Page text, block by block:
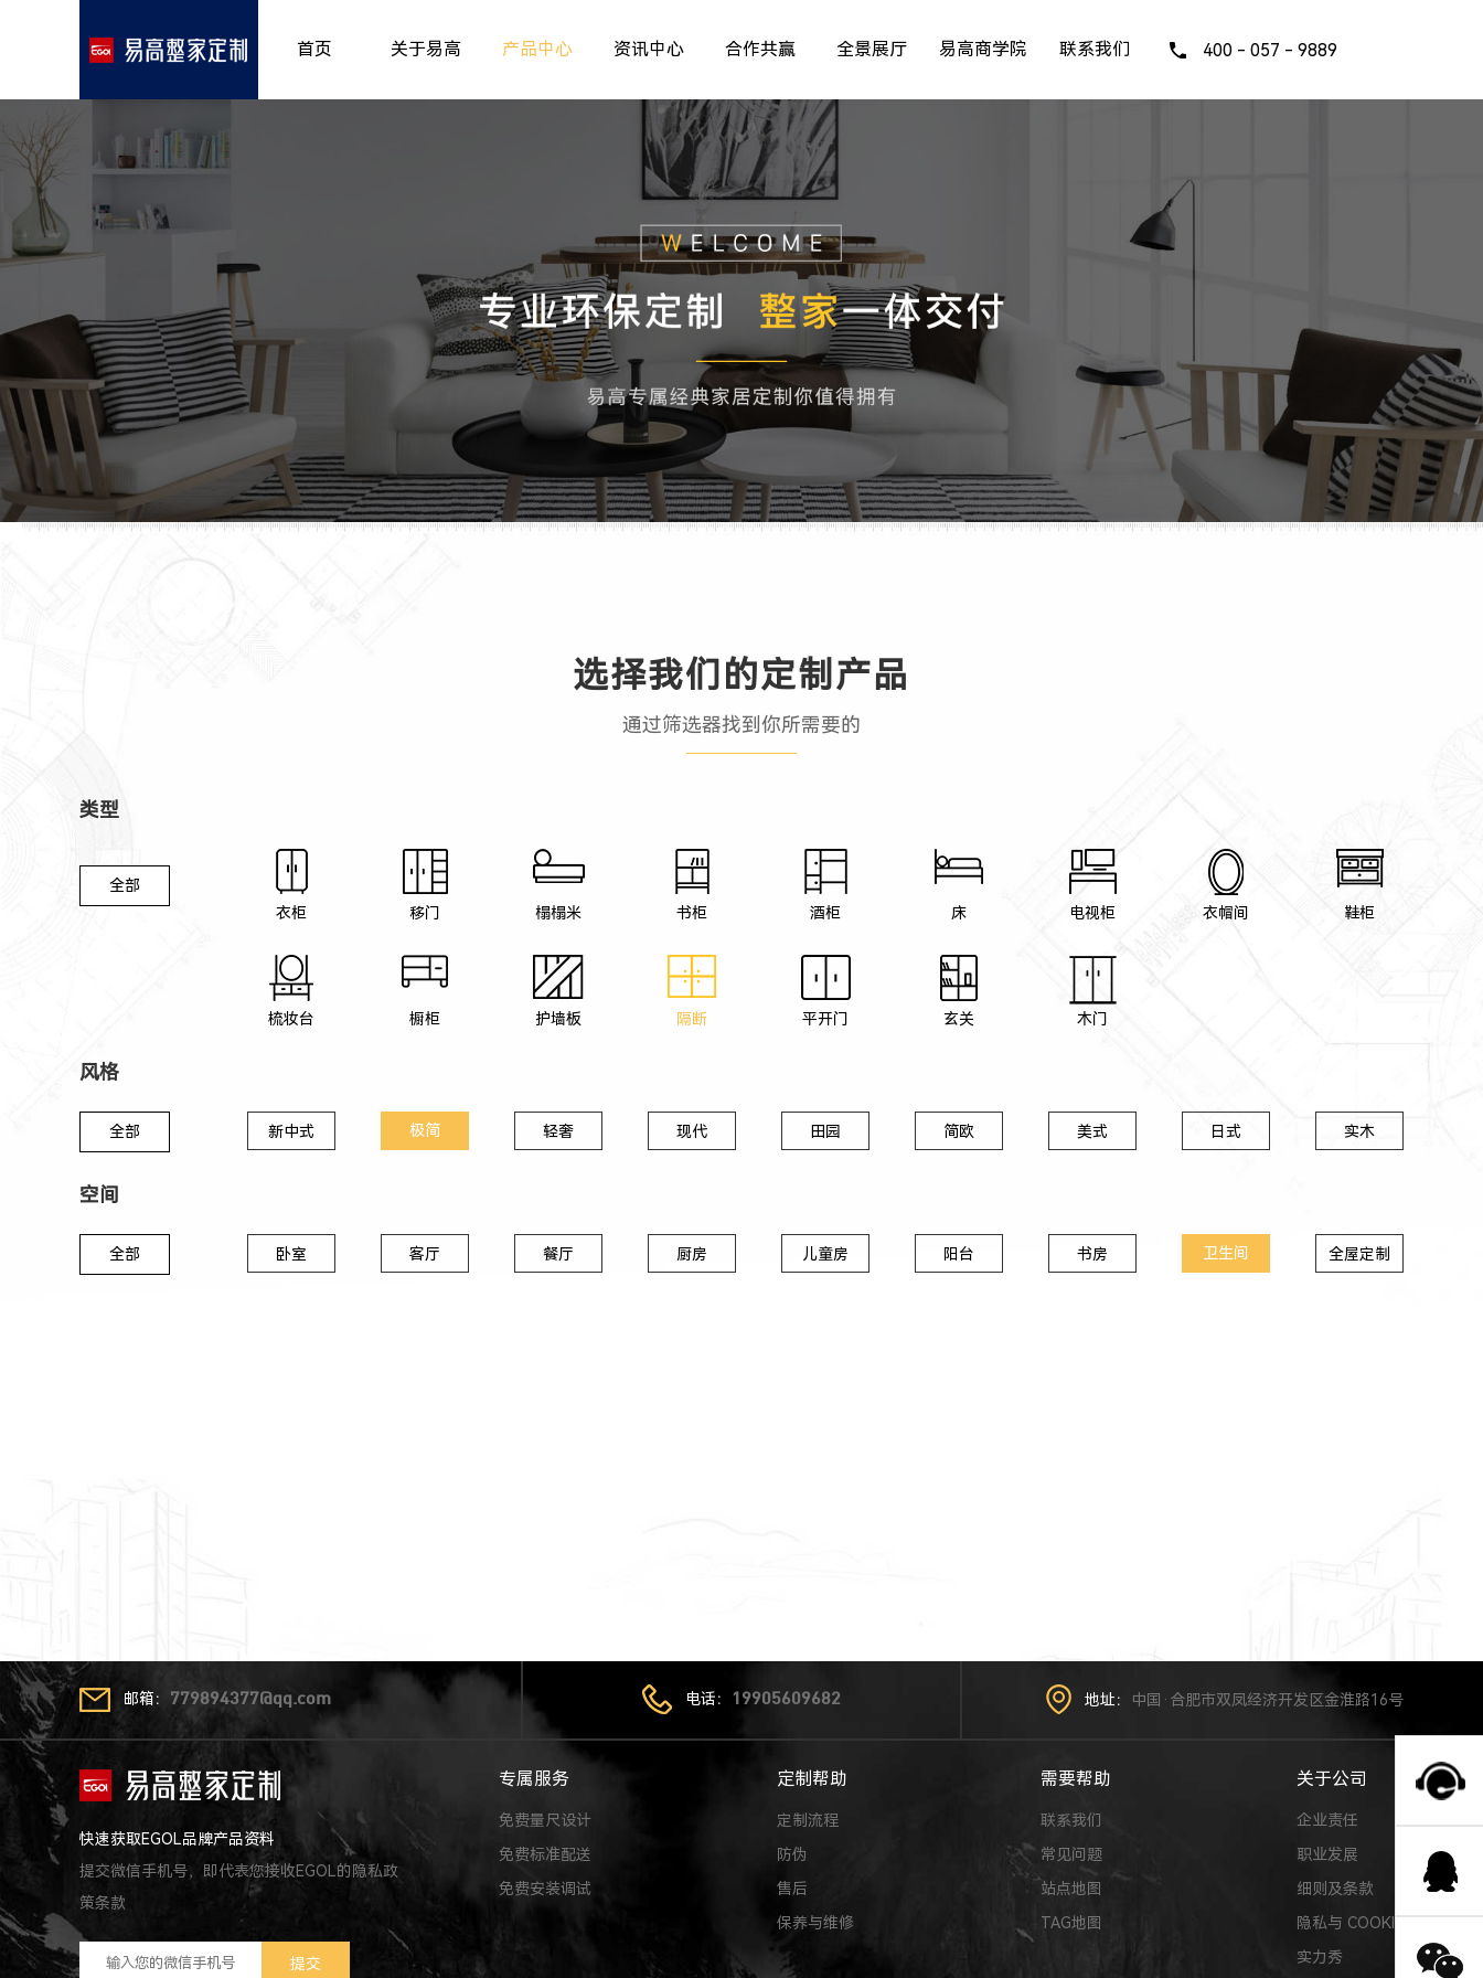
首页 关于易高 产品中心
餐厅空间 >
客厅空间 >
卧室空间
>
资讯中心
品牌资讯 >
行业资讯
合作共赢 全景展厅 易高商学院 联系我们 400 - 057 - 9889
选择我们的定制产品
通过筛选器找到你所需要的
类型
全部
衣柜
移门 榻榻米 书柜 酒柜 床 电视柜 衣帽间 鞋柜
梳妆台 橱柜 护墙板 隔断 平开门 玄关 木门
风格
全部 新中式 极简 轻奢 现代 田园 简欧 美式 日式 实木
空间
全部 卧室 客厅 餐厅 厨房 儿童房 阳台 书房 卫生间 全屋定制
邮箱： 779894377@qq.com 电话： 19905609682 地址： 中国·合肥市双凤经济开发区金淮路16号
快速获取EGOL品牌产品资料
提交微信手机号，即代表您接收EGOL的隐私政
策条款
专属服务
免费量尺设计
免费标准配送
免费安装调试
定制帮助
定制流程
防伪
售后
保养与维修
需要帮助
联系我们
常见问题
站点地图
TAG地图
关于公司
企业责任
职业发展
细则及条款
隐私与 COOKIE
实力秀